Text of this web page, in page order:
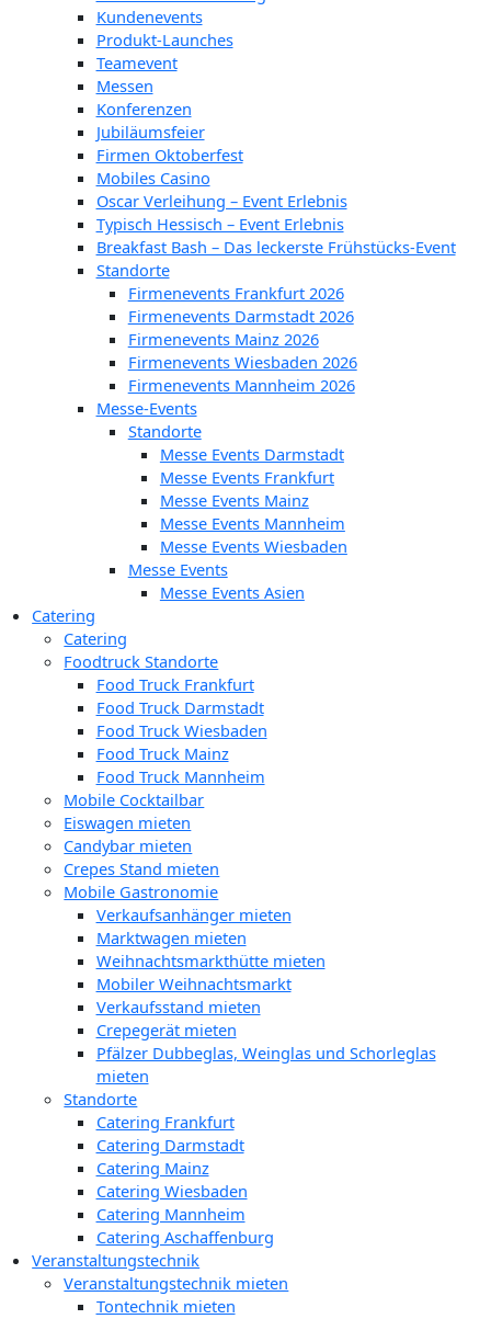
Kundenevents
Produkt-Launches
Teamevent
Messen
Konferenzen
Jubiläumsfeier
Firmen Oktoberfest
Mobiles Casino
Oscar Verleihung – Event Erlebnis
Typisch Hessisch – Event Erlebnis
Breakfast Bash – Das leckerste Frühstücks-Event
Standorte
Firmenevents Frankfurt 2026
Firmenevents Darmstadt 2026
Firmenevents Mainz 2026
Firmenevents Wiesbaden 2026
Firmenevents Mannheim 2026
Messe-Events
Standorte
Messe Events Darmstadt
Messe Events Frankfurt
Messe Events Mainz
Messe Events Mannheim
Messe Events Wiesbaden
Messe Events
Messe Events Asien
Catering
Catering
Foodtruck Standorte
Food Truck Frankfurt
Food Truck Darmstadt
Food Truck Wiesbaden
Food Truck Mainz
Food Truck Mannheim
Mobile Cocktailbar
Eiswagen mieten
Candybar mieten
Crepes Stand mieten
Mobile Gastronomie
Verkaufsanhänger mieten
Marktwagen mieten
Weihnachtsmarkthütte mieten
Mobiler Weihnachtsmarkt
Verkaufsstand mieten
Crepegerät mieten
Pfälzer Dubbeglas, Weinglas und Schorleglas
mieten
Standorte
Catering Frankfurt
Catering Darmstadt
Catering Mainz
Catering Wiesbaden
Catering Mannheim
Catering Aschaffenburg
Veranstaltungstechnik
Veranstaltungstechnik mieten
Tontechnik mieten